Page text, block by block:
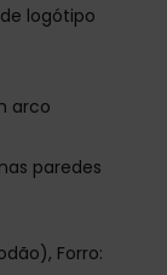
logótipo
arco
paredes
Forro: